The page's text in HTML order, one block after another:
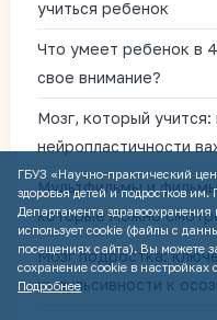
учиться ребенок
Что умеет ребенок в
свое внимание?
Мозг, который
нейропластичности
Мультфильмы и
которые можно
Мозг подростка:
импульсивности к
ГБУЗ «Научно-практический
здоровья детей и подростков им.
Департамента здравоохранения
использует cookie (файлы с
посещениях сайта). Вы можете
сохранение cookie в настройках
Подробнее